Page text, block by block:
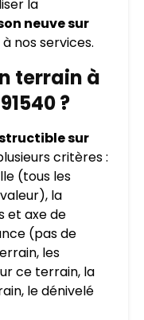
la
neuve sur
nos services.
terrain à
?
sur
critères :
(tous les
la
et axe de
(pas de
les
ce terrain, la
le dénivelé